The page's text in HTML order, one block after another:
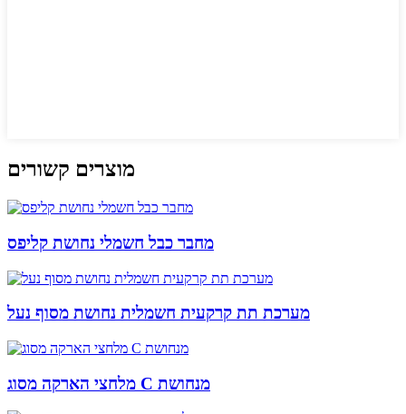
מוצרים קשורים
מחבר כבל חשמלי נחושת קליפס
מערכת תת קרקעית חשמלית נחושת מסוף נעל
מלחצי הארקה מסוג C מנחושת